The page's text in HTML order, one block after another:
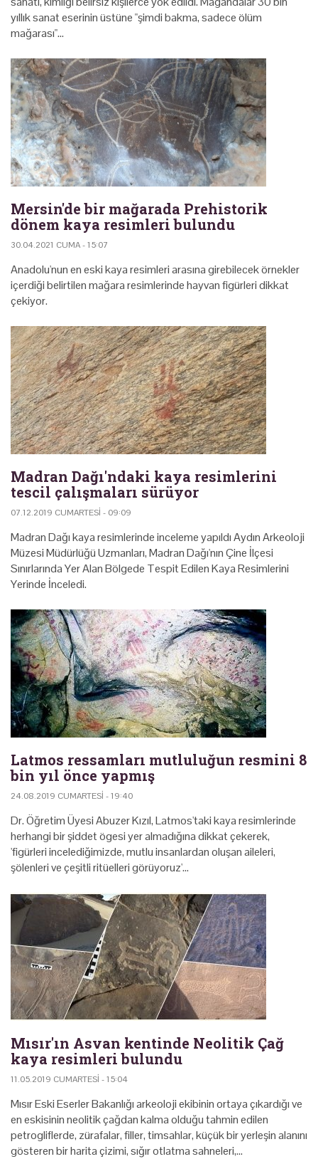
yıllık sanat eserinin üstüne "şimdi bakma, sadece ölüm
mağarası"…
Mersin'de bir mağarada Prehistorik
dönem kaya resimleri bulundu
30.04.2021 CUMA - 15:07
Anadolu'nun en eski kaya resimleri arasına girebilecek örnekler
içerdiği belirtilen mağara resimlerinde hayvan figürleri dikkat
çekiyor.
Madran Dağı'ndaki kaya resimlerini
tescil çalışmaları sürüyor
07.12.2019 CUMARTESI - 09:09
Madran Dağı kaya resimlerinde inceleme yapıldı Aydın Arkeoloji
Müzesi Müdürlüğü Uzmanları, Madran Dağı'nın Çine İlçesi
Sınırlarında Yer Alan Bölgede Tespit Edilen Kaya Resimlerini
Yerinde İnceledi.
Latmos ressamları mutluluğun resmini 8
bin yıl önce yapmış
24.08.2019 CUMARTESI - 19:40
Dr. Öğretim Üyesi Abuzer Kızıl, Latmos'taki kaya resimlerinde
herhangi bir şiddet ögesi yer almadığına dikkat çekerek,
'figürleri incelediğimizde, mutlu insanlardan oluşan aileleri,
şölenleri ve çeşitli ritüelleri görüyoruz'…
Mısır'ın Asvan kentinde Neolitik Çağ
kaya resimleri bulundu
11.05.2019 CUMARTESI - 15:04
Mısır Eski Eserler Bakanlığı arkeoloji ekibinin ortaya çıkardığı ve
en eskisinin neolitik çağdan kalma olduğu tahmin edilen
petrogliflerde, zürafalar, filler, timsahlar, küçük bir yerleşin alanını
gösteren bir harita çizimi, sığır otlatma sahneleri,…